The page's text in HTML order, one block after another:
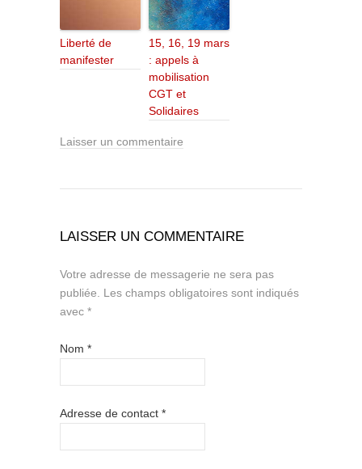
Liberté de
manifester
15, 16, 19 mars
: appels à
mobilisation
CGT et
Solidaires
Laisser un commentaire
LAISSER UN COMMENTAIRE
Votre adresse de messagerie ne sera pas
publiée.
Les champs obligatoires sont indiqués
avec *
Nom *
Adresse de contact *